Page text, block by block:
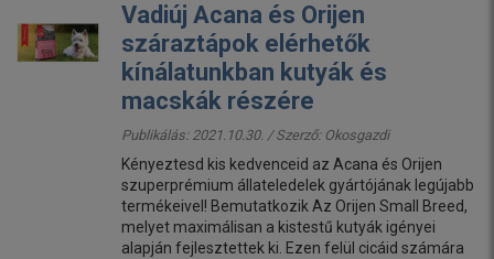
Vadiúj Acana és Orijen
száraztápok elérhetők
kínálatunkban kutyák és
macskák részére
Publikálás: 2021.10.30. / Szerző: Okosgazdi
Kényeztesd kis kedvenceid az Acana és Orijen
szuperprémium állateledelek gyártójának legújabb
termékeivel! Bemutatkozik Az Orijen Small Breed,
melyet maximálisan a kistestű kutyák igényei
alapján fejlesztettek ki. Ezen felül cicáid számára